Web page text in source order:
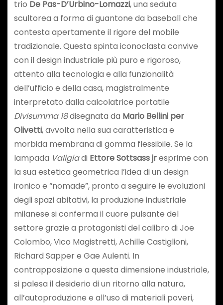
trio De Pas-D’Urbino-Lomazzi, una seduta
scultorea a forma di guantone da baseball che
contesta apertamente il rigore del mobile
tradizionale. Questa spinta iconoclasta convive
con il design industriale più puro e rigoroso,
attento alla tecnologia e alla funzionalità
dell’ufficio e della casa, magistralmente
interpretato dalla calcolatrice portatile
Divisumma 18disegnata da Mario Bellini per
Olivetti, avvolta nella sua caratteristica e
morbida membrana di gomma flessibile. Se la
lampada Valigiadi Ettore Sottsass jresprime con
la sua estetica geometrica l’idea di un design
ironico e “nomade”, pronto a seguire le evoluzioni
degli spazi abitativi, la produzione industriale
milanese si conferma il cuore pulsante del
settore grazie a protagonisti del calibro di Joe
Colombo, Vico Magistretti, Achille Castiglioni,
Richard Sapper e Gae Aulenti. In
contrapposizione a questa dimensione industriale,
si palesa il desiderio di un ritorno alla natura,
all’autoproduzione e all’uso di materiali poveri,